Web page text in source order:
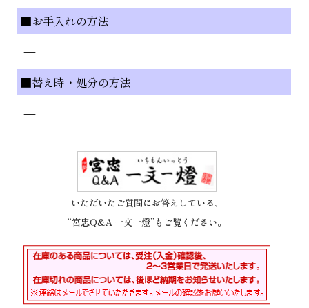
■お手入れの方法
—
■替え時・処分の方法
—
いただいたご質問にお答えしている、
“宮忠Q&A 一文一燈”もご覧ください。